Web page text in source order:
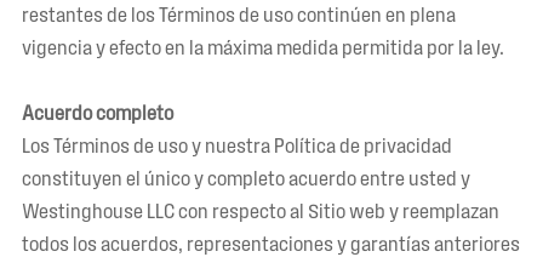
restantes de los Términos de uso continúen en plena
vigencia y efecto en la máxima medida permitida por la ley.
Acuerdo completo
Los Términos de uso y nuestra Política de privacidad
constituyen el único y completo acuerdo entre usted y
Westinghouse LLC con respecto al Sitio web y reemplazan
todos los acuerdos, representaciones y garantías anteriores